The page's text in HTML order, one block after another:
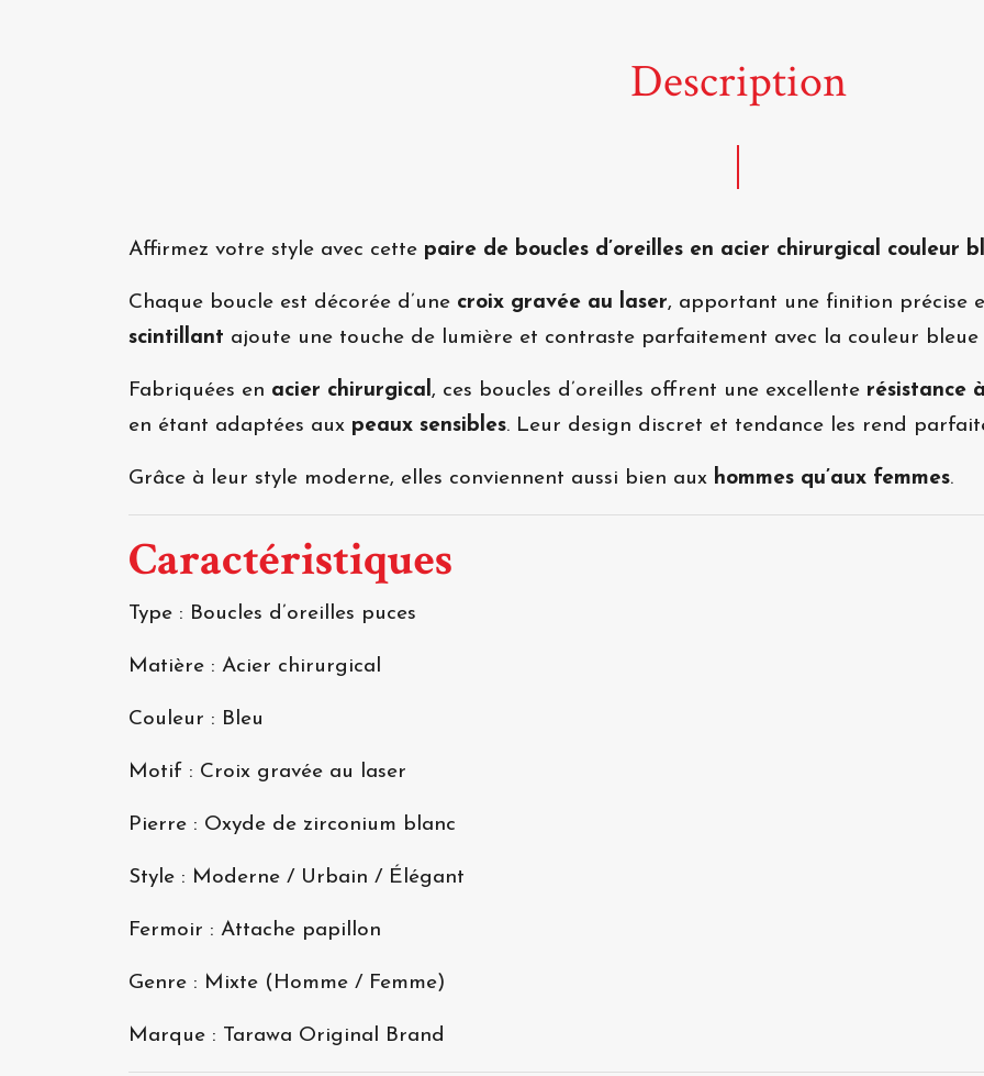
Description
Affirmez votre style avec cette paire de boucles d’oreilles en acier chirurgical couleur
Chaque boucle est décorée d’une croix gravée au laser, apportant une finition précise
scintillant ajoute une touche de lumière et contraste parfaitement avec la couleur bleue
Fabriquées en acier chirurgical, ces boucles d’oreilles offrent une excellente résistance
en étant adaptées aux peaux sensibles. Leur design discret et tendance les rend
Grâce à leur style moderne, elles conviennent aussi bien aux hommes qu’aux femmes.
Caractéristiques
Type : Boucles d’oreilles puces
Matière : Acier chirurgical
Couleur : Bleu
Motif : Croix gravée au laser
Pierre : Oxyde de zirconium blanc
Style : Moderne / Urbain / Élégant
Fermoir : Attache papillon
Genre : Mixte (Homme / Femme)
Marque : Tarawa Original Brand